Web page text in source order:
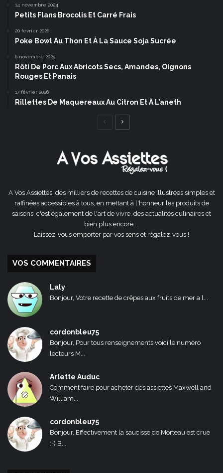
14 novembre 2024
Petits Flans Brocolis Et Carré Frais
20 février 2026
Poke Bowl Au Thon Et À La Sauce Soja Sucrée
6 novembre 2025
Rôti De Porc Aux Abricots Secs, Amandes, Oignons
Rouges Et Panais
17 février 2026
Rillettes De Maquereaux Au Citron Et À L’aneth
Page
A Vos Assiettes, des milliers de recettes de cuisine illustrées simples et
raffinées accessibles à tous, en mettant à l'honneur les produits de
saisons, c'est également de l'art de vivre, des actualités culinaires et
bien plus encore ...
Laissez-vous emporter par vos sens et régalez-vous !
VOS COMMENTAIRES
Laly
Bonjour, Votre recette de crêpes aux fruits de mer a l...
cordonbleu75
Bonjour, Pour tous renseignements voici le numéro
lecteurs M...
Arlette Auduc
Comment faire pour acheter des assiettes Maxwell and
William...
cordonbleu75
Bonjour, Effectivement la saucisse de Morteau est crue
:-) B...